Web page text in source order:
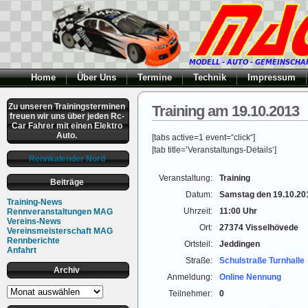
Home Über Uns Termine Technik Impressum
Zu unseren Trainingsterminen
freuen wir uns über jeden Rc-
Car Fahrer mit einen Elektro
Auto.
Rennkalender Nord
Beiträge
Training-News
Rennveranstaltungen MAG
Vereins-News
Vereinsmeisterschaft MAG
Rennberichte
Anfahrt
Archiv
Archiv
Training am 19.10.2013
[tabs active=1 event=“click“]
[tab title=’Veranstaltungs-Details‘]
Veranstaltung:
Training
Datum:
Samstag den
Uhrzeit:
11:00 Uhr
Ort:
27374 Visselhövede
Ortsteil:
Jeddingen
Straße:
Schulstraße Turnhalle
Anmeldung:
Online Nennung
Teilnehmer:
0